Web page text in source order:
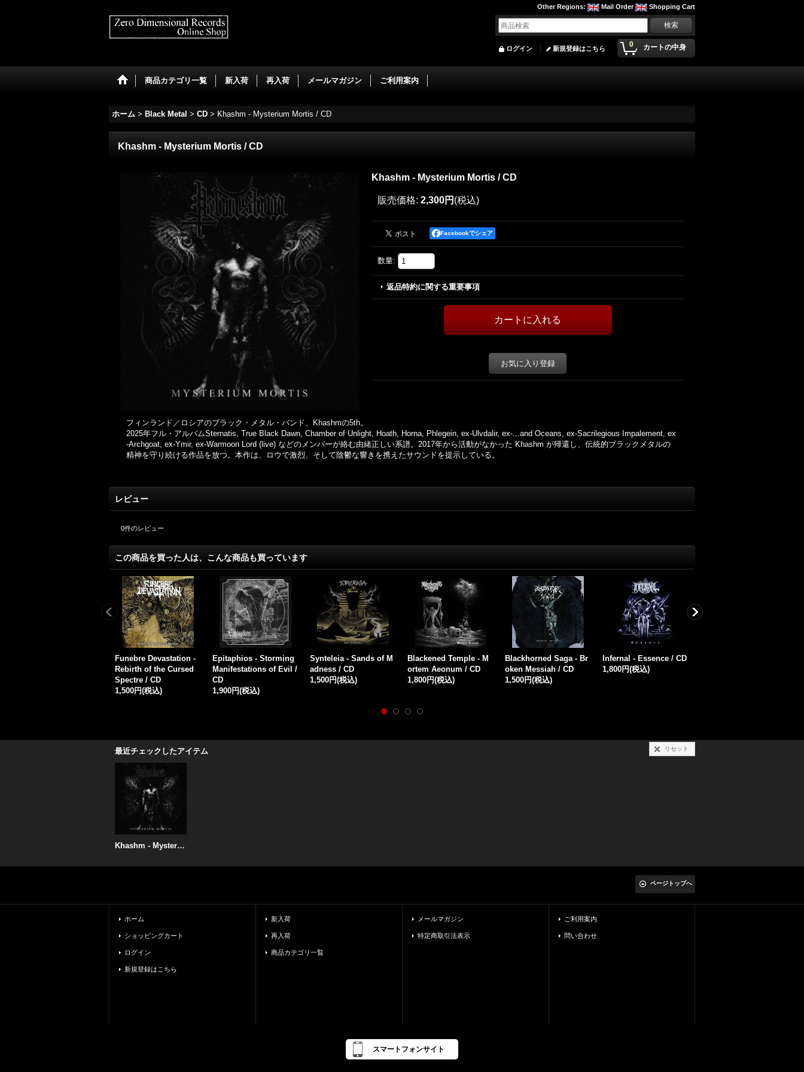
Other Regions: Mail Order Shopping Cart
0 カートの中身
ログイン 新規登録はこちら
商品カテゴリ一覧 新入荷 再入荷 メールマガジン ご利用案内
ホーム > Black Metal > CD > Khashm - Mysterium Mortis / CD
Khashm - Mysterium Mortis / CD
Khashm - Mysterium Mortis / CD
販売価格: 2,300円 (税込)
Facebookでシェア
数量:
返品特約に関する重要事項
お気に入り登録
フィンランド／ロシアのブラック・メタル・バンド、Khashmの5th。
2025年フル・アルバムSternatis, True Black Dawn, Chamber of Unlight, Hoath, Horna, Phlegein, ex-Ulvdalir, ex-...and Oceans, ex-Sacrilegious Impalement, ex
-Archgoat, ex-Ymir, ex-Warmoon Lord (live) などのメンバーが絡む由緒正しい系譜。2017年から活動がなかった Khashm が帰還し、伝統的ブラックメタルの
精神を守り続ける作品を放つ。本作は、ロウで激烈、そして陰鬱な響きを携えたサウンドを提示している。
レビュー
0件のレビュー
この商品を買った人は、こんな商品も買っています
Funeral Procession - F
uneral Procession / CD
1,500円(税込)
Lepra - Mortuus Morga
na / DigiCD
1,700円
Gryftigaen - Graven til
Maneapenbaringer / Di
giCD
Necro Forest - Ancesto
r's Call and Black Arts
/ CD
Krematorium - Naturge
setz statt Menschenrec
ht / CD
Phlegein - Labyrinth of
Wonder / CD
最近チェックしたアイテム リセット
Khashm - Mysterium Mortis / CD
ページトップへ
ホーム
ショッピングカート
ログイン
新規登録はこちら
新入荷
再入荷
商品カテゴリ一覧
メールマガジン
特定商取引法表示
ご利用案内
問い合わせ
スマートフォンサイト